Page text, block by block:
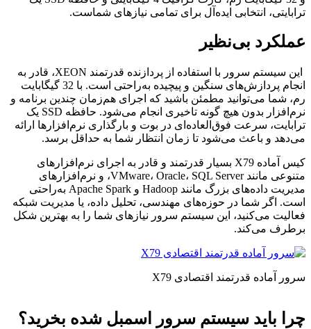
ترابایتی، انتخابی ایده‌آل برای تمامی نیازهای شماست.
عملکرد بی‌نظیر
این سیستم سرور با استفاده از پردازنده قدرتمند XEON، قادر به
انجام پردازش‌های سنگین و پیچیده به‌راحتی است. با 32 گیگابایت
رم، شما می‌توانید مطمئن باشید که اجرای هم‌زمان چندین برنامه و
نرم‌افزار بدون هیچ گونه تاخیری انجام می‌شود. حافظه SSD یک
ترابایت، سرعت فوق‌العاده‌ای در بوت و بارگذاری نرم‌افزارها ارائه
می‌دهد و باعث می‌شود تا زمان انتظار شما به حداقل برسد.
کیس آماده X79
بسیار قدرتمند و قادر به اجرای نرم‌افزارهای
متنوعی مانند VMware، Oracle، SQL Server، و نرم‌افزارهای
مدیریت داده‌های بزرگ مانند Hadoop و Apache Spark به‌راحتی
است. اگر شما در حوزه‌های مهندسی، تحلیل داده، یا مدیریت شبکه
فعالیت می‌کنید، این سیستم سرور نیازهای شما را به بهترین شکل
برطرف می‌کند.
سرور آماده قدرتمند اقتصادی X79
چرا باید سیستم سرور اسمبل شده بخرید؟